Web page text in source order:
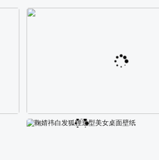
校园长发可爱美女4K电脑壁纸